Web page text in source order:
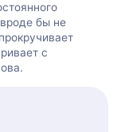
бы не
с